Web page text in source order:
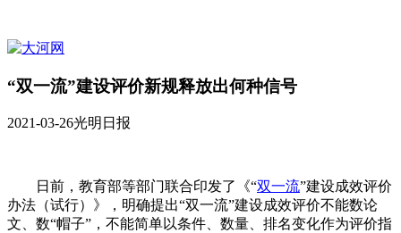
“双一流”建设评价新规释放出何种信号
2021-03-26光明日报
日前，教育部等部门联合印发了《“双一流”建设成效评价
办法（试行）》，明确提出“双一流”建设成效评价不能数论
文、数“帽子”，不能简单以条件、数量、排名变化作为评价指